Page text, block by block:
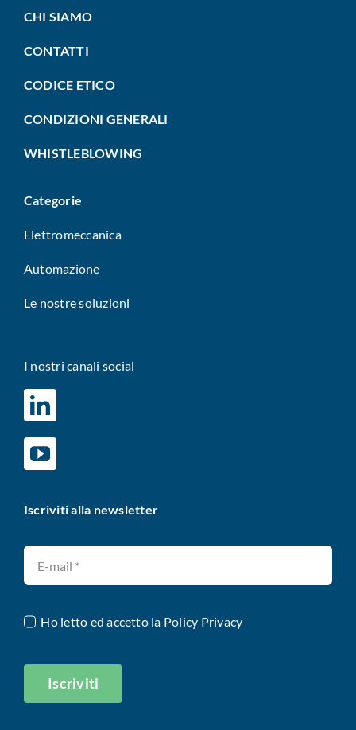
CHI SIAMO
CONTATTI
CODICE ETICO
CONDIZIONI GENERALI
WHISTLEBLOWING
Categorie
Elettromeccanica
Automazione
Le nostre soluzioni
I nostri canali social
Iscriviti alla newsletter
Ho letto ed accetto la Policy Privacy
Iscriviti